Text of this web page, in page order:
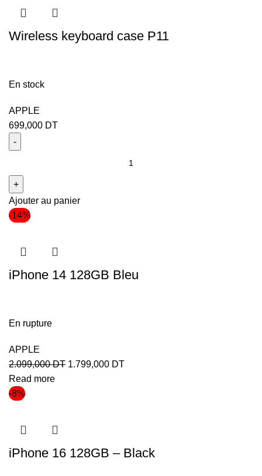
Wireless keyboard case P11
En stock
APPLE
699,000 DT
Ajouter au panier
-14%
iPhone 14 128GB Bleu
En rupture
APPLE
2.099,000DT 1.799,000 DT
Read more
-8%
iPhone 16 128GB – Black